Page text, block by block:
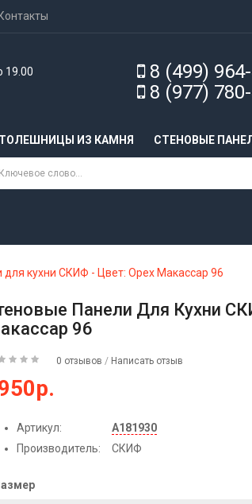
Контакты
19.00
8 (499)
8 (977)
ИЗ КАМНЯ CТЕНОВЫЕ
для кухни СКИФ - Цвет: Орех Макассар 96
Панели Для Кухни
96
0 отзывов / Написать отзыв
Артикул:
А181930
Производитель:
СКИФ